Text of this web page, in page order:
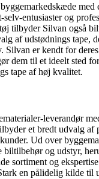
med
entusiaster og
tilbyder Silvan også
af udstødnings tape,
Silvan er kendt for
dem til et ideelt sted
tape af høj kvalitet.
leverandør
et bredt udvalg af
Ud over
biltilbehør og udstyr,
sortiment og
en pålidelig kilde til